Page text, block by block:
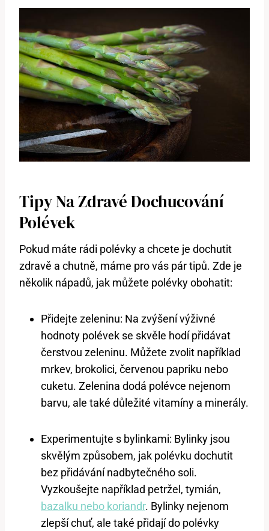
Tipy​ Na Zdravé Dochucování‌
Polévek
Pokud máte rádi polévky a chcete je dochutit
zdravě ⁢a chutně, máme pro vás ⁢pár tipů. Zde je
několik‌ nápadů, ⁢jak​ můžete​ polévky⁣ obohatit:
Přidejte zeleninu:⁢ Na⁤ zvýšení výživné
hodnoty ​polévek se skvěle ‍hodí přidávat
čerstvou zeleninu. Můžete zvolit například
mrkev, brokolici, ‌červenou papriku nebo
cuketu. Zelenina dodá polévce ⁢nejenom
barvu, ale také ‌důležité ​vitamíny ​a minerály.
Experimentujte s ⁢bylinkami: Bylinky ‍jsou
skvělým‍ způsobem, jak polévku‍ dochutit
bez ‌přidávání‍ nadbytečného soli.
Vyzkoušejte například petržel, tymián,
bazalku nebo koriandr. Bylinky nejenom
zlepší chuť, ale také přidají‌ do polévky⁤